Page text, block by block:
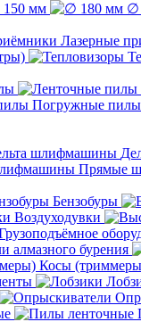
мм ∅
Лазерные
Погружные пилы
Прямые
Бензобуры
Воздуходувки
алмазного бурения
Косы